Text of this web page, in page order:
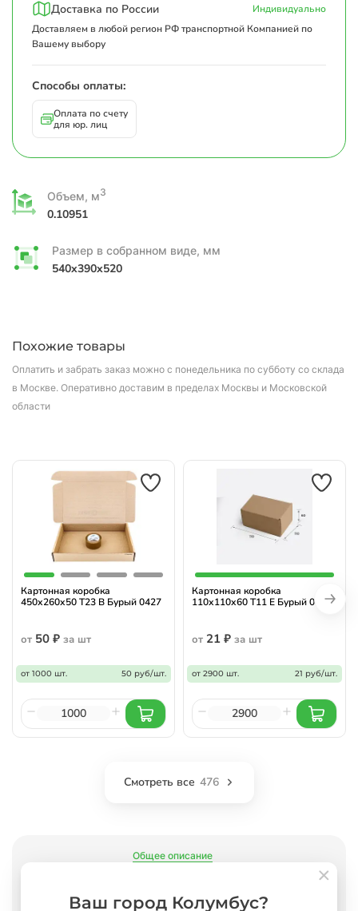
Доставка по России
Индивидуально
Доставляем в любой регион РФ транспортной Компанией по
Вашему выбору
Способы оплаты:
Оплата по счету
для юр. лиц
Объем, м3
0.10951
Размер в собранном виде, мм
540x390x520
Общее описание
Похожие товары
Оплатить и забрать заказ можно с понедельника по субботу со склада
в Москве. Оперативно доставим в пределах Москвы и Московской
области
Картонная коробка
450х260х50 Т23 В Бурый 0427
от 50 ₽ за шт
от 1000 шт. 50 руб/шт.
Картонная коробка
110х110х60 Т11 E Бурый 0427
от 21 ₽ за шт
от 2900 шт. 21 руб/шт.
Смотреть все 476
Ваш город Колумбус?